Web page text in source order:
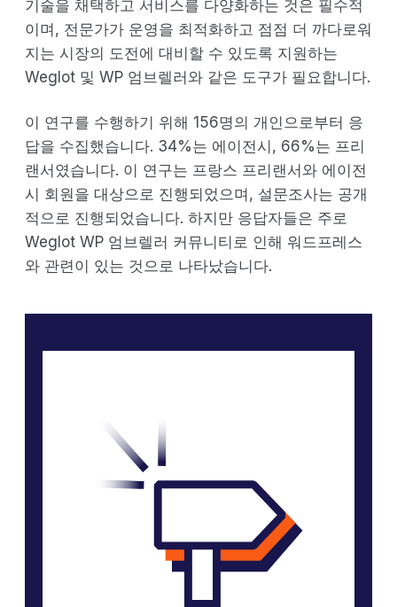
기술을 채택하고 서비스를 다양화하는 것은 필수적
이며, 전문가가 운영을 최적화하고 점점 더 까다로워
지는 시장의 도전에 대비할 수 있도록 지원하는
Weglot 및 WP 엄브렐러와 같은 도구가 필요합니다.
이 연구를 수행하기 위해 156명의 개인으로부터 응
답을 수집했습니다. 34%는 에이전시, 66%는 프리
랜서였습니다. 이 연구는 프랑스 프리랜서와 에이전
시 회원을 대상으로 진행되었으며, 설문조사는 공개
적으로 진행되었습니다. 하지만 응답자들은 주로
Weglot WP 엄브렐러 커뮤니티로 인해 워드프레스
와 관련이 있는 것으로 나타났습니다.